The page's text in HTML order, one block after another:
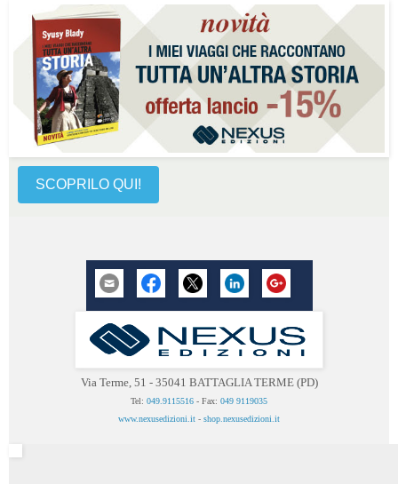
SCOPRILO QUI!
Via Terme, 51 - 35041 BATTAGLIA TERME (PD)
Tel: 049.9115516 - Fax: 049 9119035
www.nexusedizioni.it - shop.nexusedizioni.it